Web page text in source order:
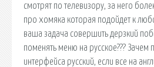
смотрят по телевизору, за него
про хомяка которая подойдет к
ваша задача совершить дерзкий
поменять меню на русское??? Зачем
интерфейса русский, если все на